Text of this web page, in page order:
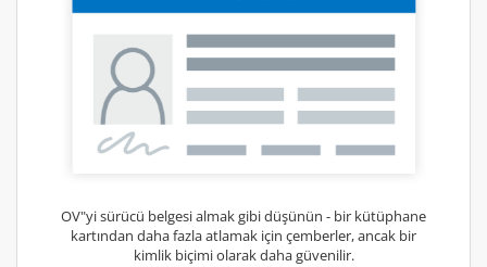
OV"yi sürücü belgesi almak gibi düşünün - bir kütüphane
kartından daha fazla atlamak için çemberler, ancak bir
kimlik biçimi olarak daha güvenilir.